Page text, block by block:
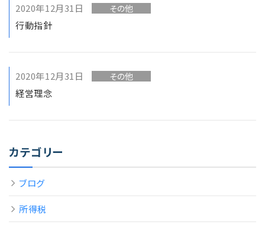
2020年12月31日 その他
行動指針
2020年12月31日 その他
経営理念
カテゴリー
ブログ
所得税